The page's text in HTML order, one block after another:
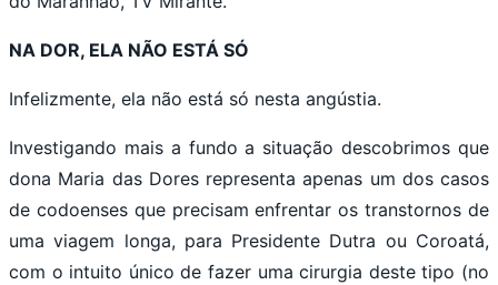
NA DOR, ELA NÃO ESTÁ SÓ
Infelizmente, ela não está só nesta angústia.
Investigando mais a fundo a situação descobrimos que
dona Maria das Dores representa apenas um dos casos
de codoenses que precisam enfrentar os transtornos de
uma viagem longa, para Presidente Dutra ou Coroatá,
com o intuito único de fazer uma cirurgia deste tipo (no